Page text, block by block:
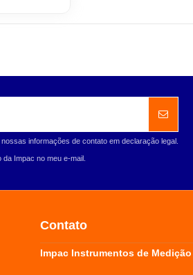
informações de contato em declaração legal.
Impac no meu e-mail.
Contato
Impac Instrumentos de Medição